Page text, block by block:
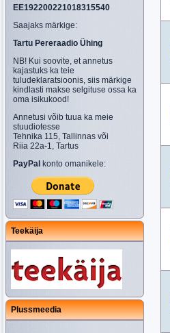
EE192200221018315540
Saajaks märkige:
Tartu Pereraadio Ühing
NB! Kui soovite, et annetus
kajastuks ka teie
tuludeklaratsioonis, siis märkige
kindlasti makse selgituse ossa ka
oma isikukood!
Annetusi võib tuua ka meie
stuudiotesse
Tehnika 115, Tallinnas või
Riia 22a-1, Tartus
PayPal konto omanikele:
Teekäija
Plussmeedia